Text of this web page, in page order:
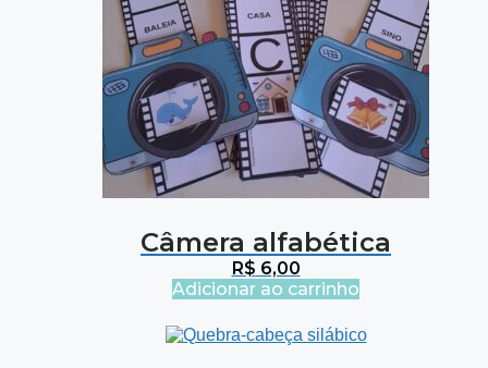
Câmera alfabética
R$ 6,00
Adicionar ao carrinho